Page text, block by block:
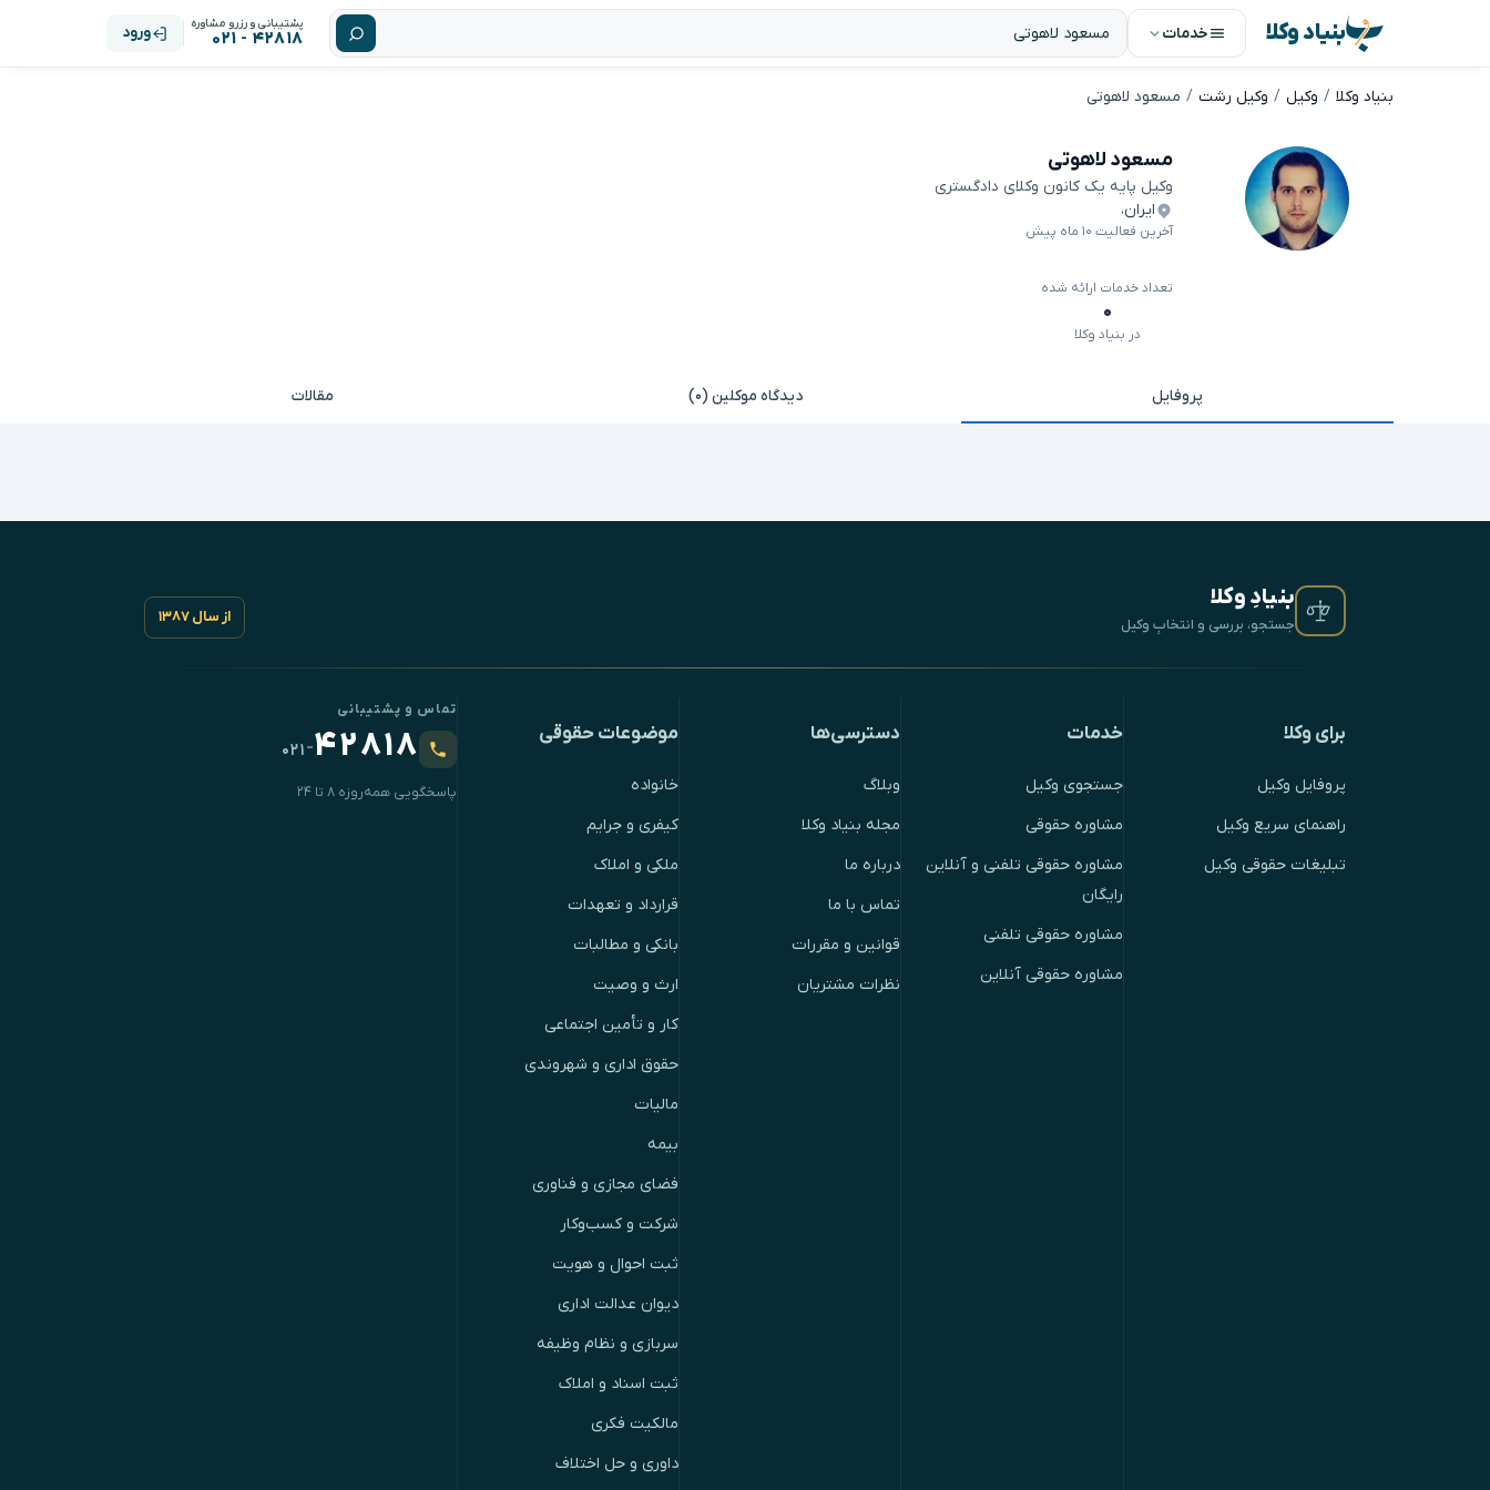
بنیاد وکلا خدمات پشتیبانی و رزرو مشاوره
۴۲۸۱۸ - ۰۲۱ ورود
بنیاد وکلا وکیل وکیل رشت مسعود لاهوتی
مسعود لاهوتی
وکیل پایه یک کانون وکلای دادگستری
ایران،
آخرین فعالیت ۱۰ ماه پیش
تعداد خدمات ارائه شده
۰
در بنیاد وکلا
پروفایل دیدگاه موکلین (۰) مقالات
بنیادِ وکلا
جستجو، بررسی و انتخابِ وکیل از سال ۱۳۸۷
برای وکلا
پروفایل وکیل
راهنمای سریع وکیل
تبلیغات حقوقی وکیل
خدمات
جستجوی وکیل
مشاوره حقوقی
مشاوره حقوقی تلفنی و آنلاین
رایگان
مشاوره حقوقی تلفنی
مشاوره حقوقی آنلاین
دسترسی‌ها
وبلاگ
مجله بنیاد وکلا
درباره ما
تماس با ما
قوانین و مقررات
نظرات مشتریان
موضوعات حقوقی
خانواده
کیفری و جرایم
ملکی و املاک
قرارداد و تعهدات
بانکی و مطالبات
ارث و وصیت
کار و تأمین اجتماعی
حقوق اداری و شهروندی
مالیات
بیمه
فضای مجازی و فناوری
شرکت و کسب‌وکار
ثبت احوال و هویت
دیوان عدالت اداری
سربازی و نظام وظیفه
ثبت اسناد و املاک
مالکیت فکری
داوری و حل اختلاف
تماس و پشتیبانی
۴۲۸۱۸-۰۲۱
پاسخگویی همه‌روزه ۸ تا ۲۴